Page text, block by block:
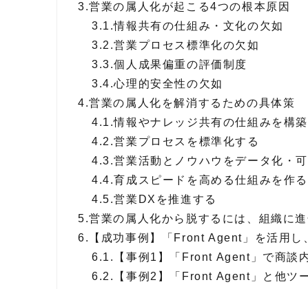
3.営業の属人化が起こる4つの根本原因
3.1.情報共有の仕組み・文化の欠如
3.2.営業プロセス標準化の欠如
3.3.個人成果偏重の評価制度
3.4.心理的安全性の欠如
4.営業の属人化を解消するための具体策
4.1.情報やナレッジ共有の仕組みを構
4.2.営業プロセスを標準化する
4.3.営業活動とノウハウをデータ化・
4.4.育成スピードを高める仕組みを作る
4.5.営業DXを推進する
5.営業の属人化から脱するには、組織に
6.
【成功事例】「Front Agent」を活用
6.1.
【事例1】「Front Agent」で商談
6.2.
【事例2】「Front Agent」と他ツ